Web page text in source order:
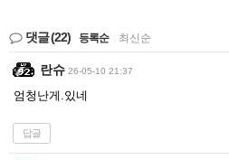
댓글(22) 등록순 최신순
란슈 26-05-10 21:37
엄청난게.있네
답글